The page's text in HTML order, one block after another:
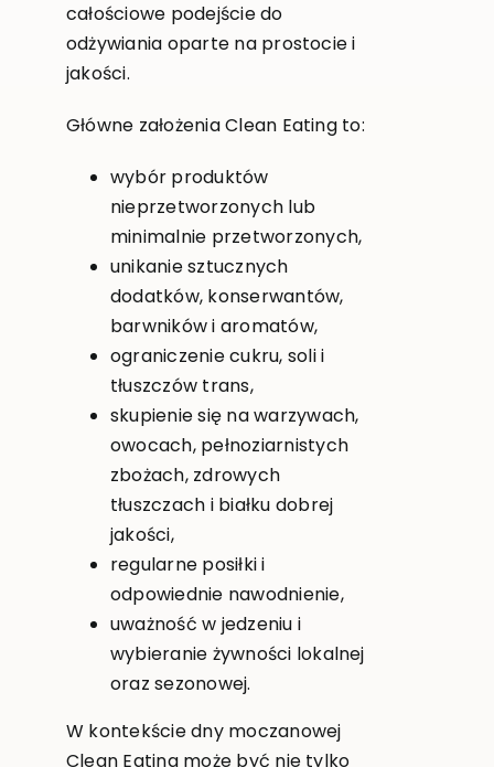
całościowe podejście do
odżywiania oparte na prostocie i
jakości.
Główne założenia Clean Eating to:
wybór produktów
nieprzetworzonych lub
minimalnie przetworzonych,
unikanie sztucznych
dodatków, konserwantów,
barwników i aromatów,
ograniczenie cukru, soli i
tłuszczów trans,
skupienie się na warzywach,
owocach, pełnoziarnistych
zbożach, zdrowych
tłuszczach i białku dobrej
jakości,
regularne posiłki i
odpowiednie nawodnienie,
uważność w jedzeniu i
wybieranie żywności lokalnej
oraz sezonowej.
W kontekście dny moczanowej
Clean Eating może być nie tylko